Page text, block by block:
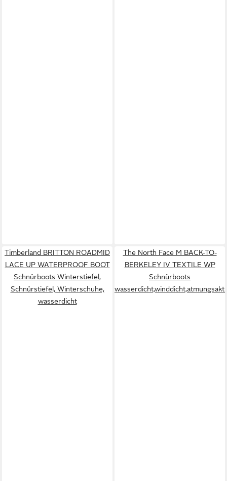
Timberland BRITTON ROADMID
LACE UP WATERPROOF BOOT
Schnürboots Winterstiefel,
Schnürstiefel, Winterschuhe,
wasserdicht
The North Face M BACK-TO-
BERKELEY IV TEXTILE WP
Schnürboots